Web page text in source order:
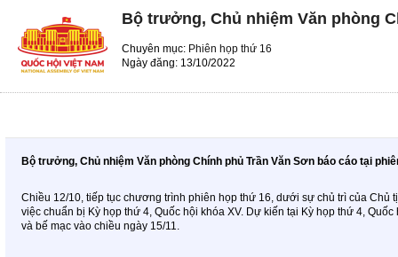
Bộ trưởng, Chủ nhiệm Văn phòng
Chuyên mục: Phiên họp thứ 16
Ngày đăng: 13/10/2022
Bộ trưởng, Chủ nhiệm Văn phòng Chính phủ Trần Văn Sơn báo cáo tại
Chiều 12/10, tiếp tục chương trình phiên họp thứ 16, dưới sự chủ trì của
việc chuẩn bị Kỳ họp thứ 4, Quốc hội khóa XV. Dự kiến tại Kỳ họp thứ 4,
và bế mạc vào chiều ngày 15/11.